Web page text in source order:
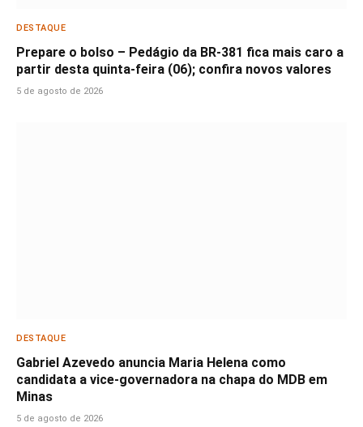
DESTAQUE
Prepare o bolso – Pedágio da BR-381 fica mais caro a
partir desta quinta-feira (06); confira novos valores
5 de agosto de 2026
DESTAQUE
Gabriel Azevedo anuncia Maria Helena como
candidata a vice-governadora na chapa do MDB em
Minas
5 de agosto de 2026